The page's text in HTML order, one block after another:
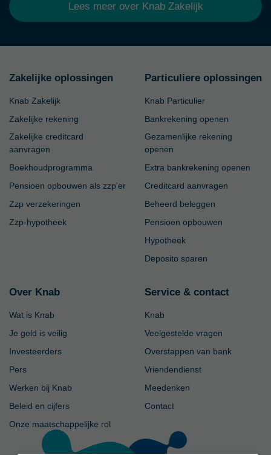
Lees meer over Knab Zakelijk
Zakelijke oplossingen
Knab Zakelijk
Zakelijke rekening
Zakelijke creditcard
aanvragen
Boekhoudprogramma
Pensioen opbouwen als zzp'er
Zzp verzekeringen
Zzp-hypotheek
Particuliere oplossingen
Knab Particulier
Bankrekening openen
Gezamenlijke rekening
openen
Extra bankrekening openen
Creditcard aanvragen
Beheerd beleggen
Pensioen opbouwen
Hypotheek
Deposito sparen
Over Knab
Wat is Knab
Je geld is veilig
Investeerders
Pers
Werken bij Knab
Beleid en cijfers
Onze maatschappelijke rol
Service & contact
Knab
Veelgestelde vragen
Overstappen van bank
Vriendendienst
Meedenken
Contact